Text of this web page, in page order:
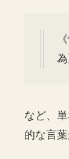
為
など、
的な言